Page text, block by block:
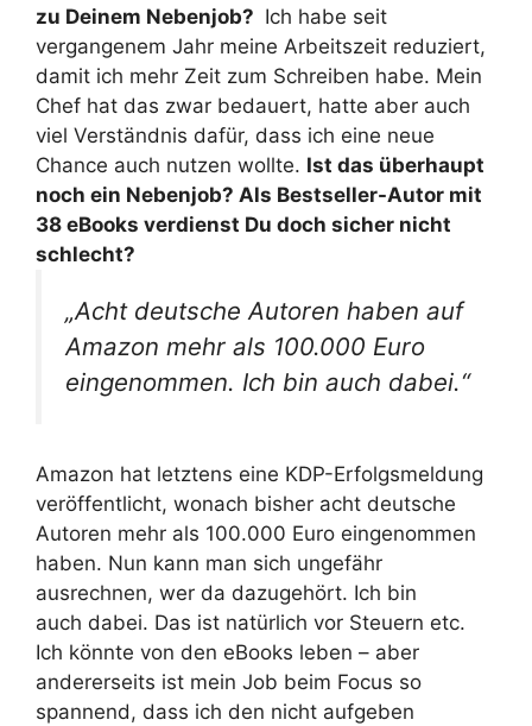
zu Deinem Nebenjob? Ich habe seit
vergangenem Jahr meine Arbeitszeit reduziert,
damit ich mehr Zeit zum Schreiben habe. Mein
Chef hat das zwar bedauert, hatte aber auch
viel Verständnis dafür, dass ich eine neue
Chance auch nutzen wollte. Ist das überhaupt
noch ein Nebenjob? Als Bestseller-Autor mit
38 eBooks verdienst Du doch sicher nicht
schlecht?
„Acht deutsche Autoren haben auf
Amazon mehr als 100.000 Euro
eingenommen. Ich bin auch dabei.“
Amazon hat letztens eine KDP-Erfolgsmeldung
veröffentlicht, wonach bisher acht deutsche
Autoren mehr als 100.000 Euro eingenommen
haben. Nun kann man sich ungefähr
ausrechnen, wer da dazugehört. Ich bin
auch dabei. Das ist natürlich vor Steuern etc.
Ich könnte von den eBooks leben – aber
andererseits ist mein Job beim Focus so
spannend, dass ich den nicht aufgeben